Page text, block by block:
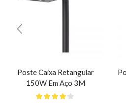
Poste Caixa Retangular
150W Em Aço 3M